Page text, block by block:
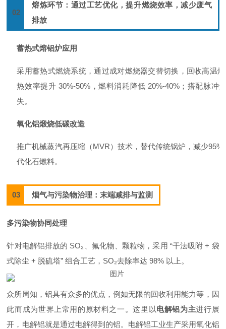
02
熔炼环节：通过工艺优化，提升燃烧效率，减少废气
排放
蓄热式熔铝炉应用
采用蓄热式燃烧系统，通过成对燃烧器交替切换，回收高温
热效率提升 30%-50%，燃料消耗降低 20%-40%；搭配脉
失。
氧化铝煅烧低碳改造
推广机械蒸汽再压缩（MVR）技术，替代传统锅炉，减少
代化石燃料。
03 烟气与污染物治理：末端减排与监测
多污染物协同处理
针对电解铝排放的 SO₂、氟化物、颗粒物，采用 “干法吸附 + 袋
式除尘 + 脱硫塔” 组合工艺，SO₂去除率达 98% 以上。
众所周知，铝具有众多的优点，例如无限的回收利用能力等，因
此而成为世界上常用的原材料之一。这里以电解铝为主进行展
开，电解铝就是通过电解得到的铝。电解铝工业生产采用氧化铝